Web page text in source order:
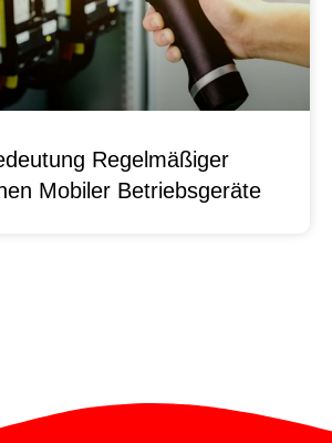
Regelmäßiger
Mobiler Betriebsgeräte